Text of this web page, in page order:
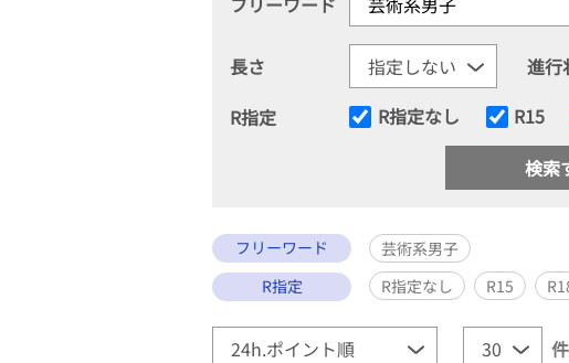
長さ
進行
R指定
R指定なし R15
フリーワード
芸術系男子
R指定
R指定なし R15
件